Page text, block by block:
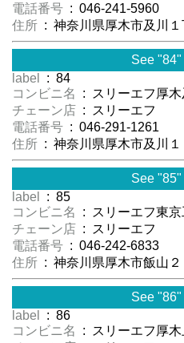
電話番号 : 046-241-5960
住所 : 神奈川県厚木市及川１
See
label
: 84
コンビニ名
: スリーエフ厚
チェーン店 : スリーエフ
電話番号 : 046-291-1261
住所 : 神奈川県厚木市及川１
See
label
: 85
コンビニ名
: スリーエフ東
チェーン店 : スリーエフ
電話番号 : 046-242-6833
住所 : 神奈川県厚木市飯山２
See
label
: 86
コンビニ名
: スリーエフ厚